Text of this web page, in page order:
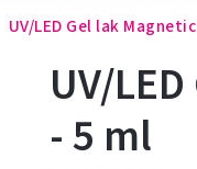
UV/LED Gel lak
UV/
- 5 ml